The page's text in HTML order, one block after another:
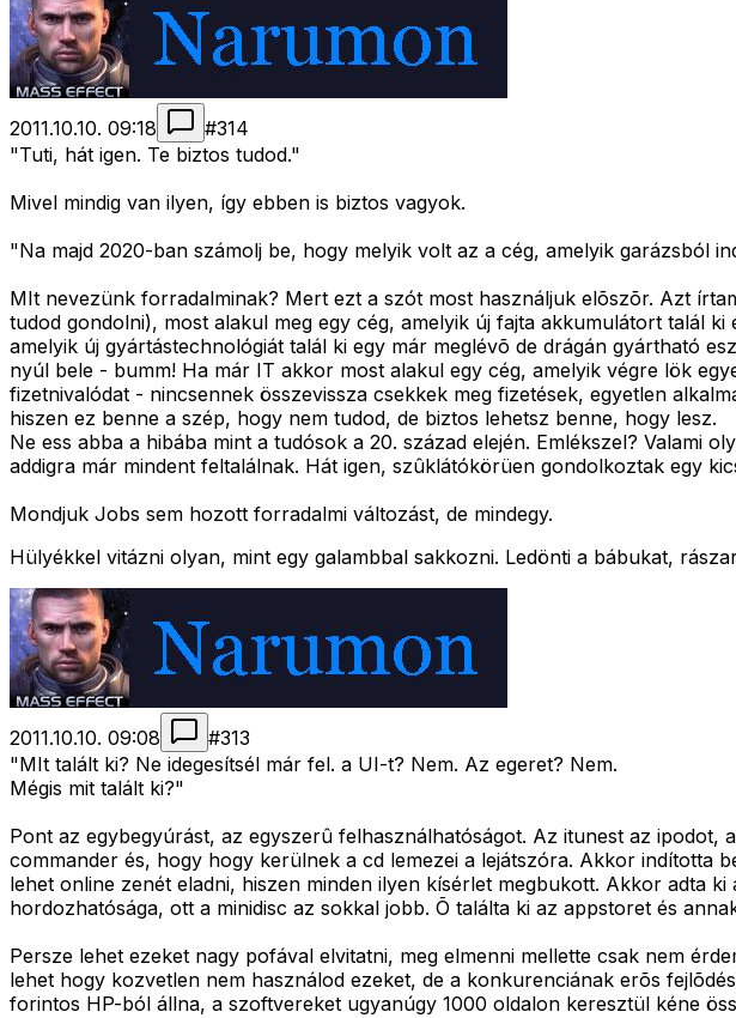
2011.10.10. 09:18 #314
"Tuti, hát igen. Te biztos tudod."
Mivel mindig van ilyen, így ebben is biztos vagyok.
"Na majd 2020-ban számolj be, hogy melyik volt az a cég, amelyik garázsból
MIt nevezünk forradalminak? Mert ezt a szót most használjuk elõszõr. Azt
tudod gondolni), most alakul meg egy cég, amelyik új fajta akkumulátort talál
amelyik új gyártástechnológiát talál ki egy már meglévõ de drágán gyártható
nyúl bele - bumm! Ha már IT akkor most alakul egy cég, amelyik végre lök
fizetnivalódat - nincsennek összevissza csekkek meg fizetések, egyetlen
hiszen ez benne a szép, hogy nem tudod, de biztos lehetsz benne, hogy lesz.
Ne ess abba a hibába mint a tudósok a 20. század elején. Emlékszel? Valami
addigra már mindent feltalálnak. Hát igen, szûklátókörüen gondolkoztak egy
Mondjuk Jobs sem hozott forradalmi változást, de mindegy.
Hülyékkel vitázni olyan, mint egy galambbal sakkozni. Ledönti a bábukat,
2011.10.10. 09:08 #313
"MIt talált ki? Ne idegesítsél már fel. a UI-t? Nem. Az egeret? Nem.
Mégis mit talált ki?"
Pont az egybegyúrást, az egyszerû felhasználhatóságot. Az itunest az
commander és, hogy hogy kerülnek a cd lemezei a lejátszóra. Akkor indította
lehet online zenét eladni, hiszen minden ilyen kísérlet megbukott. Akkor adta
hordozhatósága, ott a minidisc az sokkal jobb. Õ találta ki az appstoret és
Persze lehet ezeket nagy pofával elvitatni, meg elmenni mellette csak nem
lehet hogy kozvetlen nem használod ezeket, de a konkurenciának erõs
forintos HP-ból állna, a szoftvereket ugyanúgy 1000 oldalon keresztül kéne